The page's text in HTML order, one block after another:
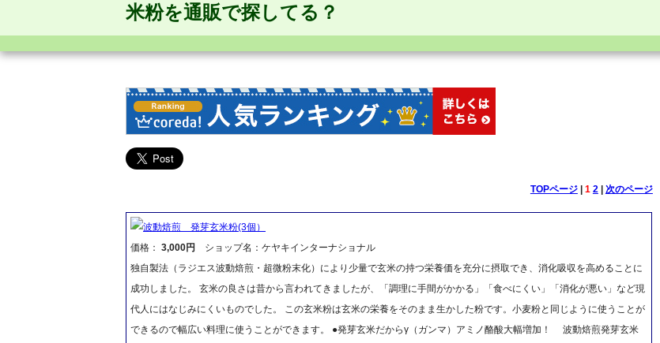
米粉を通販で探してる？
TOPページ| 1 2| 次のページ
波動焙煎 発芽玄米粉(3個）
価格： 3,000円
ショップ名：ケヤキインターナショナル
独自製法（ラジエス波動焙煎・超微粉末化）により少量で玄米の持つ栄養価を充分に摂取でき、消化吸収を高めることに
成功しました。 玄米の良さは昔から言われてきましたが、「調理に手間がかかる」「食べにくい」「消化が悪い」など現
代人にはなじみにくいものでした。 この玄米粉は玄米の栄養をそのまま生かした粉です。小麦粉と同じように使うことが
できるので幅広い料理に使うことができます。 ●発芽玄米だからγ（ガンマ）アミノ酪酸大幅増加！ 波動焙煎発芽玄米